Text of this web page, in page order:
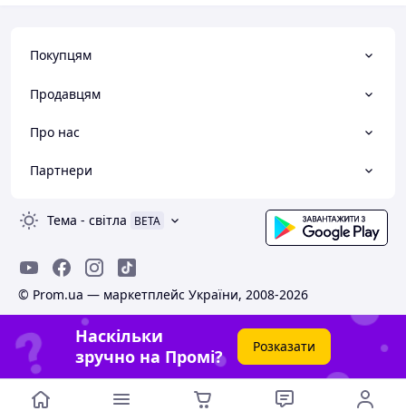
Покупцям
Продавцям
Про нас
Партнери
Тема - світла BETA
© Prom.ua — маркетплейс України, 2008-2026
Наскільки
зручно на Промі?
Розказати